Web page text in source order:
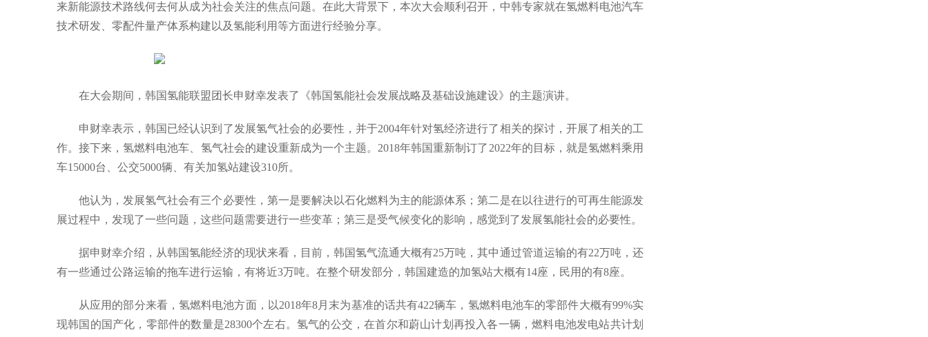
来新能源技术路线何去何从成为社会关注的焦点问题。在此大背景下，本次大会顺利召开，中韩专家就在氢燃料电池汽车
技术研发、零配件量产体系构建以及氢能利用等方面进行经验分享。
在大会期间，韩国氢能联盟团长申财幸发表了《韩国氢能社会发展战略及基础设施建设》的主题演讲。
申财幸表示，韩国已经认识到了发展氢气社会的必要性，并于2004年针对氢经济进行了相关的探讨，开展了相关的工
作。接下来，氢燃料电池车、氢气社会的建设重新成为一个主题。2018年韩国重新制订了2022年的目标，就是氢燃料乘用
车15000台、公交5000辆、有关加氢站建设310所。
他认为，发展氢气社会有三个必要性，第一是要解决以石化燃料为主的能源体系；第二是在以往进行的可再生能源发
展过程中，发现了一些问题，这些问题需要进行一些变革；第三是受气候变化的影响，感觉到了发展氢能社会的必要性。
据申财幸介绍，从韩国氢能经济的现状来看，目前，韩国氢气流通大概有25万吨，其中通过管道运输的有22万吨，还
有一些通过公路运输的拖车进行运输，有将近3万吨。在整个研发部分，韩国建造的加氢站大概有14座，民用的有8座。
从应用的部分来看，氢燃料电池方面，以2018年8月末为基准的话共有422辆车，氢燃料电池车的零部件大概有99%实
现韩国的国产化，零部件的数量是28300个左右。氢气的公交，在首尔和蔚山计划再投入各一辆，燃料电池发电站共计划